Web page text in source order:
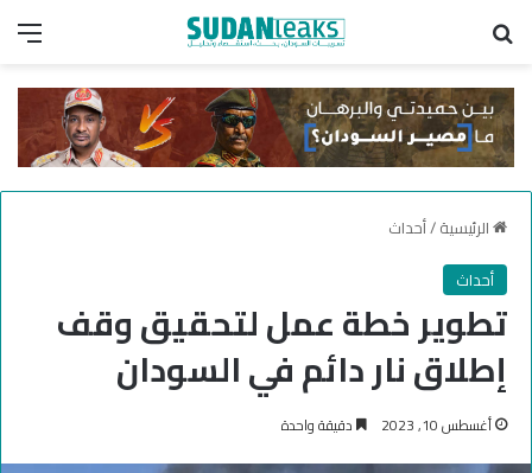
الرئيسية/أحداث
أحداث
تطوير خطة عمل لتحقيق وقف
إطلاق نار دائم في السودان
أغسطس 10, 2023 دقيقة واحدة